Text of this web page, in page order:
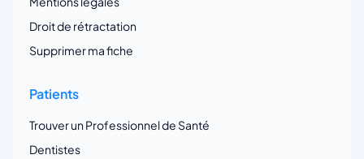
Droit de rétractation
Supprimer ma fiche
Patients
Trouver un Professionnel de Santé
Dentistes